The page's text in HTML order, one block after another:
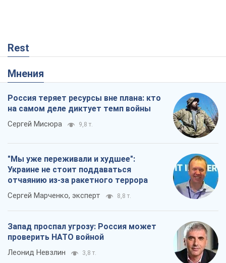
Rest
Мнения
Россия теряет ресурсы вне плана: кто
на самом деле диктует темп войны
Сергей Мисюра 9,8 т.
"Мы уже переживали и худшее":
Украине не стоит поддаваться
отчаянию из-за ракетного террора
Сергей Марченко, эксперт 8,8 т.
Запад проспал угрозу: Россия может
проверить НАТО войной
Леонид Невзлин 3,8 т.